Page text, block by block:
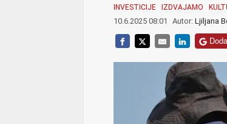
INVESTICIJE IZDVAJAMO
10.6.2025 08:01 Autor: Ljiljana